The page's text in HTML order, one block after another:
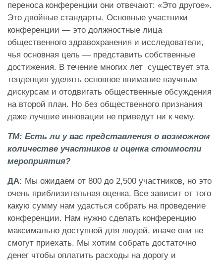
переноса конференции они отвечают: «Это другое».
Это двойные стандарты. Основные участники
конференции — это должностные лица
общественного здравохранения и исследователи,
чья основная цель — представить собственные
достижения. В течение многих лет существует эта
тенденция уделять основное внимание научным
дискурсам и отодвигать общественные обсуждения
на второй план. Но без общественного признания
даже лучшие инновации не приведут ни к чему.
ТМ: Есть ли у вас представления о возможном
количестве участников и оценка стоимости
мероприятия?
ДА: Мы ожидаем от 800 до 2,500 участников, но это
очень приблизительная оценка. Все зависит от того
какую сумму нам удасться собрать на проведение
конференции. Нам нужно сделать конференцию
максимально доступной для людей, иначе они не
смогут приехать. Мы хотим собрать достаточно
денег чтобы оплатить расходы на дорогу и